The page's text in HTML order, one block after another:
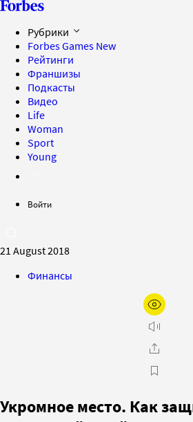
Рубрики
Forbes Games New
Рейтинги
Франшизы
Подкасты
Видео
Life
Woman
Sport
Young
Войти
21 August 2018
Финансы
Укромное место. Как